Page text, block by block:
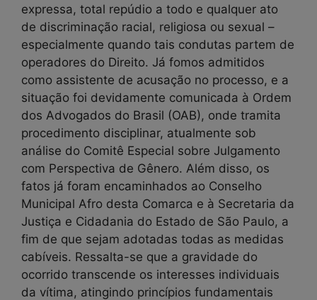
expressa, total repúdio a todo e qualquer ato
de discriminação racial, religiosa ou sexual –
especialmente quando tais condutas partem de
operadores do Direito. Já fomos admitidos
como assistente de acusação no processo, e a
situação foi devidamente comunicada à Ordem
dos Advogados do Brasil (OAB), onde tramita
procedimento disciplinar, atualmente sob
análise do Comitê Especial sobre Julgamento
com Perspectiva de Gênero. Além disso, os
fatos já foram encaminhados ao Conselho
Municipal Afro desta Comarca e à Secretaria da
Justiça e Cidadania do Estado de São Paulo, a
fim de que sejam adotadas todas as medidas
cabíveis. Ressalta-se que a gravidade do
ocorrido transcende os interesses individuais
da vítima, atingindo princípios fundamentais